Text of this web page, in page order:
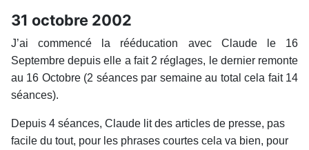
31 octobre 2002
J’ai commencé la rééducation avec Claude le 16
Septembre depuis elle a fait 2 réglages, le dernier remonte
au 16 Octobre (2 séances par semaine au total cela fait 14
séances).
Depuis 4 séances, Claude lit des articles de presse, pas
facile du tout, pour les phrases courtes cela va bien, pour